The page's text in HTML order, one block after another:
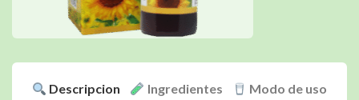
Descripcion Ingredientes Modo de uso